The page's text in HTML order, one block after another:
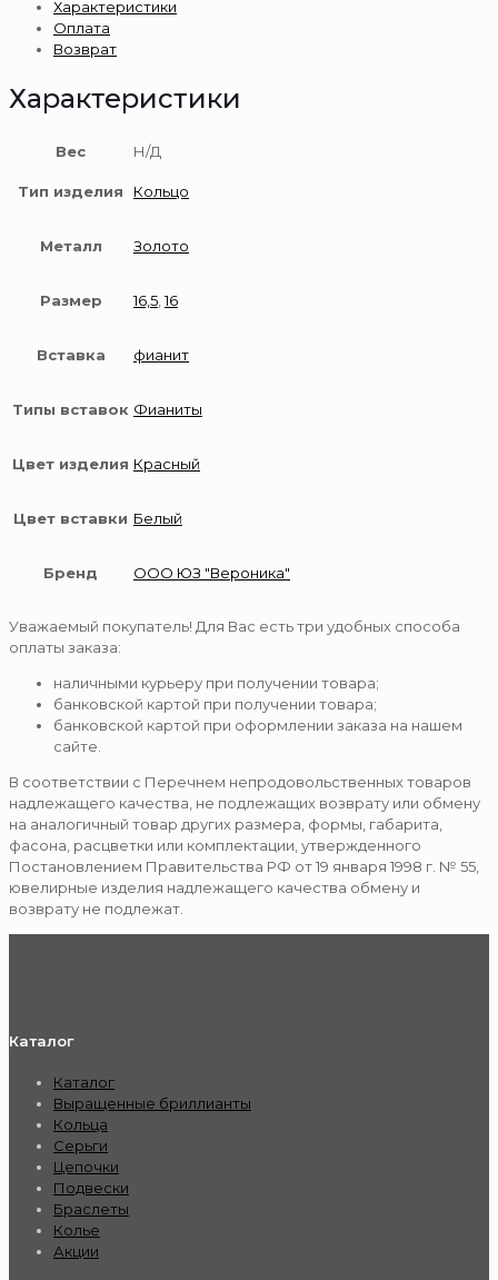
золота
пробы
Характеристики
Оплата
Возврат
Характеристики
Вес Н/Д
Тип изделия Кольцо
Металл Золото
Размер 16,5 ,16
Вставка фианит
Типы вставок Фианиты
Цвет изделия Красный
Цвет вставки Белый
Бренд ООО ЮЗ "Вероника"
Уважаемый покупатель! Для Вас есть три удобных способа
оплаты заказа:
наличными курьеру при получении товара;
банковской картой при получении товара;
банковской картой при оформлении заказа на нашем
сайте.
В соответствии с Перечнем непродовольственных товаров
надлежащего качества, не подлежащих возврату или обмену
на аналогичный товар других размера, формы, габарита,
фасона, расцветки или комплектации, утвержденного
Постановлением Правительства РФ от 19 января 1998 г. № 55,
ювелирные изделия надлежащего качества обмену и
возврату не подлежат.
Каталог
Каталог
Выращенные бриллианты
Кольца
Серьги
Цепочки
Подвески
Браслеты
Колье
Акции